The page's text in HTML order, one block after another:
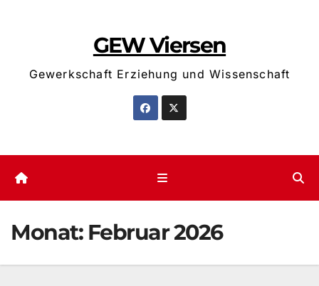
GEW Viersen
Gewerkschaft Erziehung und Wissenschaft
Monat: Februar 2026